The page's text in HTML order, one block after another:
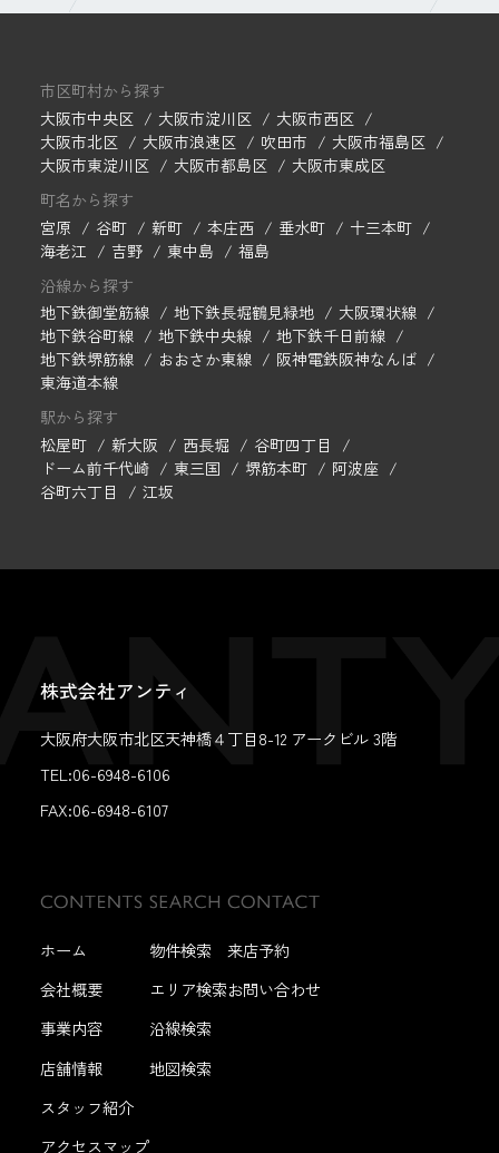
市区町村から探す
大阪市中央区
大阪市淀川区
大阪市西区
大阪市北区
大阪市浪速区 吹田市
大阪市福島区
大阪市東淀川区
大阪市都島区
大阪市東成区
町名から探す
宮原
谷町 新町 本庄西 垂水町
十三本町
海老江
吉野 東中島
福島
沿線から探す
地下鉄御堂筋線
地下鉄長堀鶴見緑地
大阪環状線
地下鉄谷町線
地下鉄中央線
地下鉄千日前線
地下鉄堺筋線
おおさか東線
阪神電鉄阪神なんば
東海道本線
駅から探す
松屋町
新大阪 西長堀
谷町四丁目
ドーム前千代崎
東三国 堺筋本町
阿波座
谷町六丁目
江坂
株式会社アンティ
大阪府大阪市北区天神橋４丁目8-12 アークビル 3階
TEL:06-6948-6106
FAX:06-6948-6107
ホーム
会社概要
事業内容
店舗情報
スタッフ紹介
アクセスマップ
物件検索
エリア検索
沿線検索
地図検索
来店予約
お問い合わせ